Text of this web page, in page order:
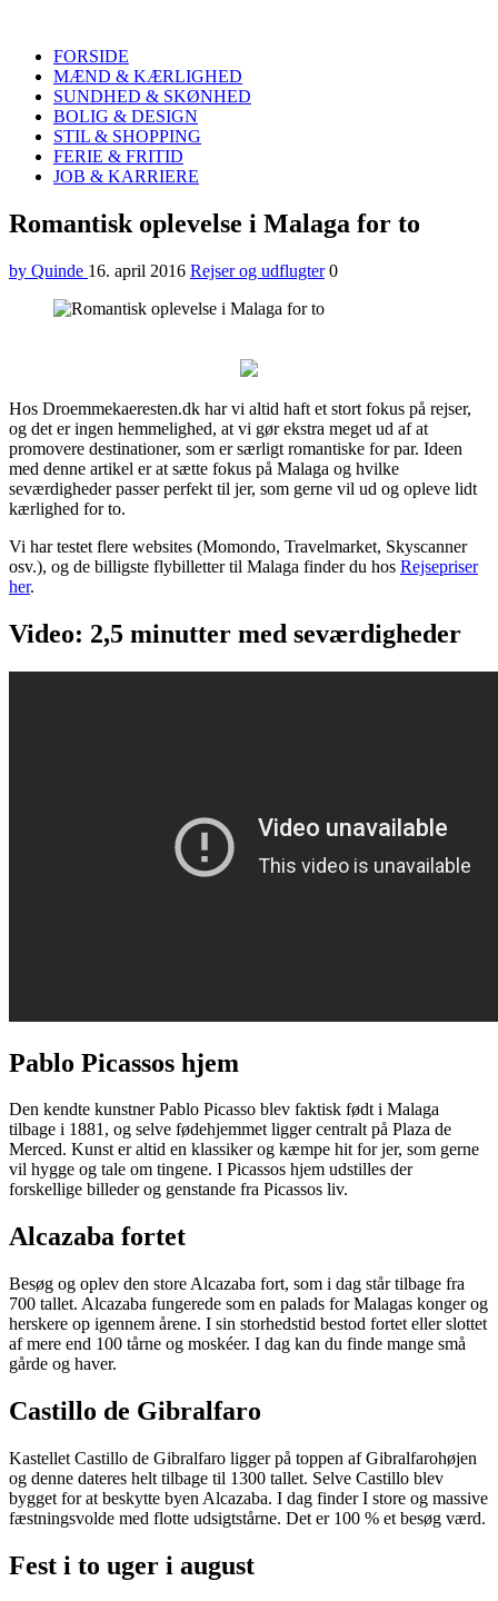
FORSIDE
MÆND & KÆRLIGHED
SUNDHED & SKØNHED
BOLIG & DESIGN
STIL & SHOPPING
FERIE & FRITID
JOB & KARRIERE
Menu
Romantisk oplevelse i Malaga for to
by Quinde 16. april 2016 Rejser og udflugter 0
Hos Droemmekaeresten.dk har vi altid haft et stort fokus på rejser,
og det er ingen hemmelighed, at vi gør ekstra meget ud af at
promovere destinationer, som er særligt romantiske for par. Ideen
med denne artikel er at sætte fokus på Malaga og hvilke
seværdigheder passer perfekt til jer, som gerne vil ud og opleve lidt
kærlighed for to.
Vi har testet flere websites (Momondo, Travelmarket, Skyscanner
osv.), og de billigste flybilletter til Malaga finder du hos Rejsepriser
her.
Video: 2,5 minutter med seværdigheder
Pablo Picassos hjem
Den kendte kunstner Pablo Picasso blev faktisk født i Malaga
tilbage i 1881, og selve fødehjemmet ligger centralt på Plaza de
Merced. Kunst er altid en klassiker og kæmpe hit for jer, som gerne
vil hygge og tale om tingene. I Picassos hjem udstilles der
forskellige billeder og genstande fra Picassos liv.
Alcazaba fortet
Besøg og oplev den store Alcazaba fort, som i dag står tilbage fra
700 tallet. Alcazaba fungerede som en palads for Malagas konger og
herskere op igennem årene. I sin storhedstid bestod fortet eller slottet
af mere end 100 tårne og moskéer. I dag kan du finde mange små
gårde og haver.
Castillo de Gibralfaro
Kastellet Castillo de Gibralfaro ligger på toppen af Gibralfarohøjen
og denne dateres helt tilbage til 1300 tallet. Selve Castillo blev
bygget for at beskytte byen Alcazaba. I dag finder I store og massive
fæstningsvolde med flotte udsigtstårne. Det er 100 % et besøg værd.
Fest i to uger i august